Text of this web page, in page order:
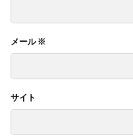
メール※
サイト